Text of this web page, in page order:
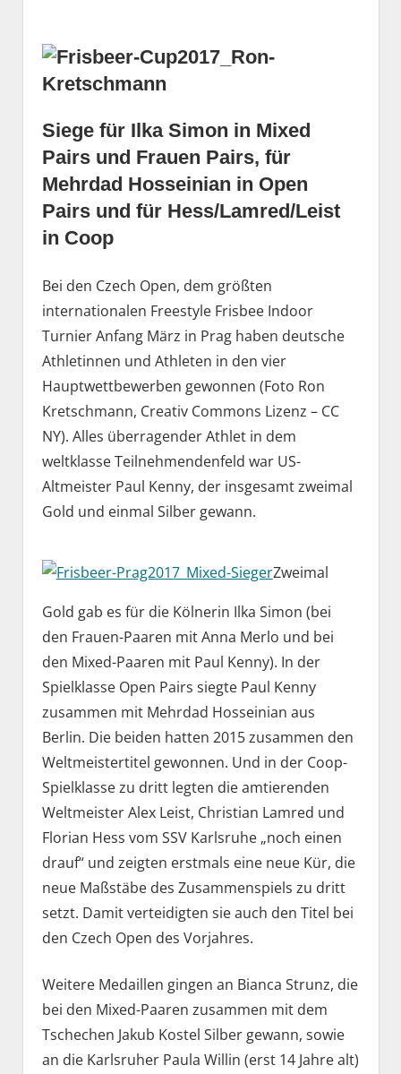
Siege für Ilka Simon in Mixed
Pairs und Frauen Pairs, für
Mehrdad Hosseinian in Open
Pairs und für Hess/Lamred/Leist
in Coop
Bei den Czech Open, dem größten
internationalen Freestyle Frisbee Indoor
Turnier Anfang März in Prag haben deutsche
Athletinnen und Athleten in den vier
Hauptwettbewerben gewonnen (Foto Ron
Kretschmann, Creativ Commons Lizenz – CC
NY). Alles überragender Athlet in dem
weltklasse Teilnehmendenfeld war US-
Altmeister Paul Kenny, der insgesamt zweimal
Gold und einmal Silber gewann.
Zweimal
Gold gab es für die Kölnerin Ilka Simon (bei
den Frauen-Paaren mit Anna Merlo und bei
den Mixed-Paaren mit Paul Kenny). In der
Spielklasse Open Pairs siegte Paul Kenny
zusammen mit Mehrdad Hosseinian aus
Berlin. Die beiden hatten 2015 zusammen den
Weltmeistertitel gewonnen. Und in der Coop-
Spielklasse zu dritt legten die amtierenden
Weltmeister Alex Leist, Christian Lamred und
Florian Hess vom SSV Karlsruhe „noch einen
drauf“ und zeigten erstmals eine neue Kür, die
neue Maßstäbe des Zusammenspiels zu dritt
setzt. Damit verteidigten sie auch den Titel bei
den Czech Open des Vorjahres.
Weitere Medaillen gingen an Bianca Strunz, die
bei den Mixed-Paaren zusammen mit dem
Tschechen Jakub Kostel Silber gewann, sowie
an die Karlsruher Paula Willin (erst 14 Jahre alt)